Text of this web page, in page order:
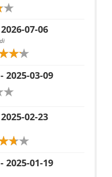
07-06
2025-03-09
02-23
2025-01-19